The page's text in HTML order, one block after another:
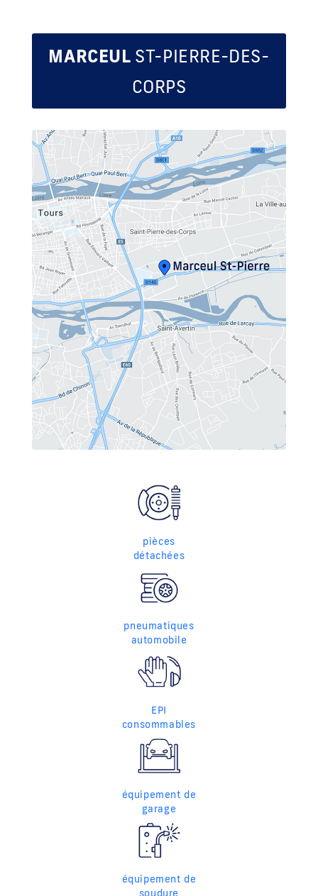
MARCEUL ST-PIERRE-DES-
CORPS
pièces
détachées
pneumatiques
automobile
EPI
consommables
équipement de
garage
équipement de
soudure